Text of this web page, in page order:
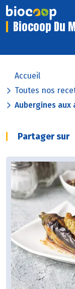
Biocoop Du
Accueil
Toutes nos
Aubergines aux
Partager sur